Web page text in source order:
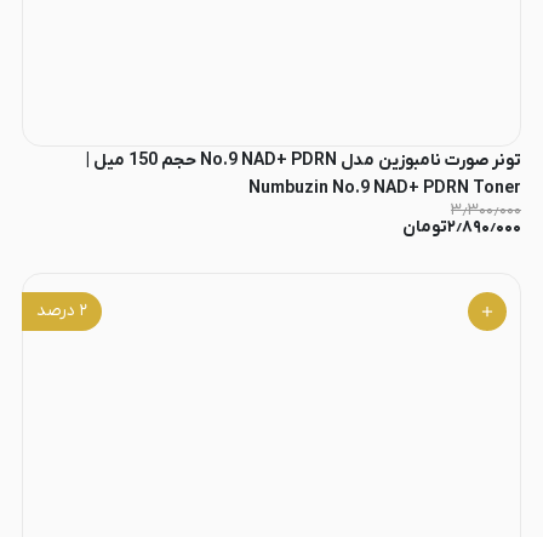
تونر صورت نامبوزین مدل No.9 NAD+ PDRN حجم 150 میل |
Numbuzin No.9 NAD+ PDRN Toner
۳٫۳۰۰٫۰۰۰
۲٫۸۹۰٫۰۰۰تومان
۲ درصد